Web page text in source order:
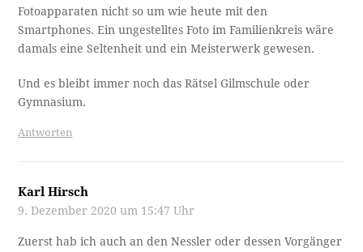
Fotoapparaten nicht so um wie heute mit den
Smartphones. Ein ungestelltes Foto im Familienkreis wäre
damals eine Seltenheit und ein Meisterwerk gewesen.
Und es bleibt immer noch das Rätsel Gilmschule oder
Gymnasium.
Antworten
Karl Hirsch
9. Dezember 2020 um 15:47 Uhr
Zuerst hab ich auch an den Nessler oder dessen Vorgänger